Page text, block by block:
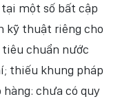
một số bất cập
kỹ thuật riêng cho
chuẩn nước
thiếu khung pháp
chưa có quy